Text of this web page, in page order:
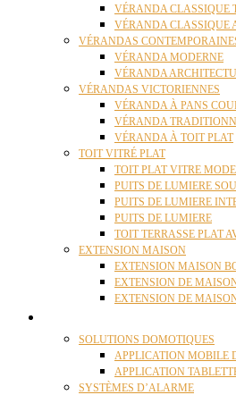
VÉRANDA CLASSIQUE
VÉRANDA CLASSIQUE
VÉRANDAS
VÉRANDA MODERNE
VÉRANDA
VÉRANDAS VICTORIENNES
VÉRANDA À PANS
VÉRANDA
VÉRANDA À TOIT PLAT
TOIT VITRÉ PLAT
TOIT PLAT VITRE
PUITS DE LUMIERE
PUITS DE LUMIERE
PUITS DE LUMIERE
TOIT TERRASSE PLAT
EXTENSION MAISON
EXTENSION MAISON
EXTENSION DE
EXTENSION DE
SOLUTIONS DOMOTIQUES
APPLICATION MOBILE
APPLICATION
SYSTÈMES D’ALARME